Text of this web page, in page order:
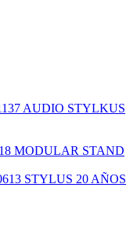
AUDIO STYLKUS
MODULAR STAND
STYLUS 20 AÑOS